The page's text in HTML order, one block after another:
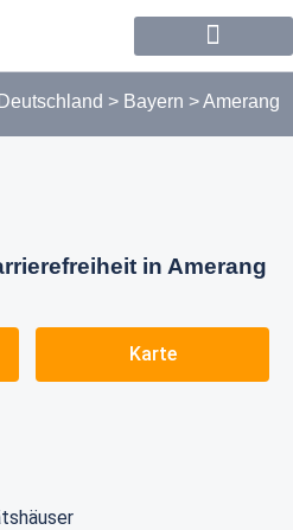
Deutschland > Bayern >Amerang
in Amerang
Karte